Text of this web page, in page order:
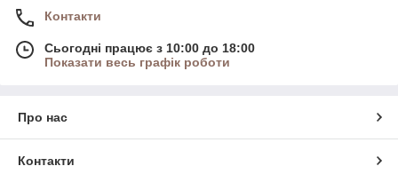
Контакти
Сьогодні працює з 10:00 до 18:00
Показати весь графік роботи
Про нас
Контакти